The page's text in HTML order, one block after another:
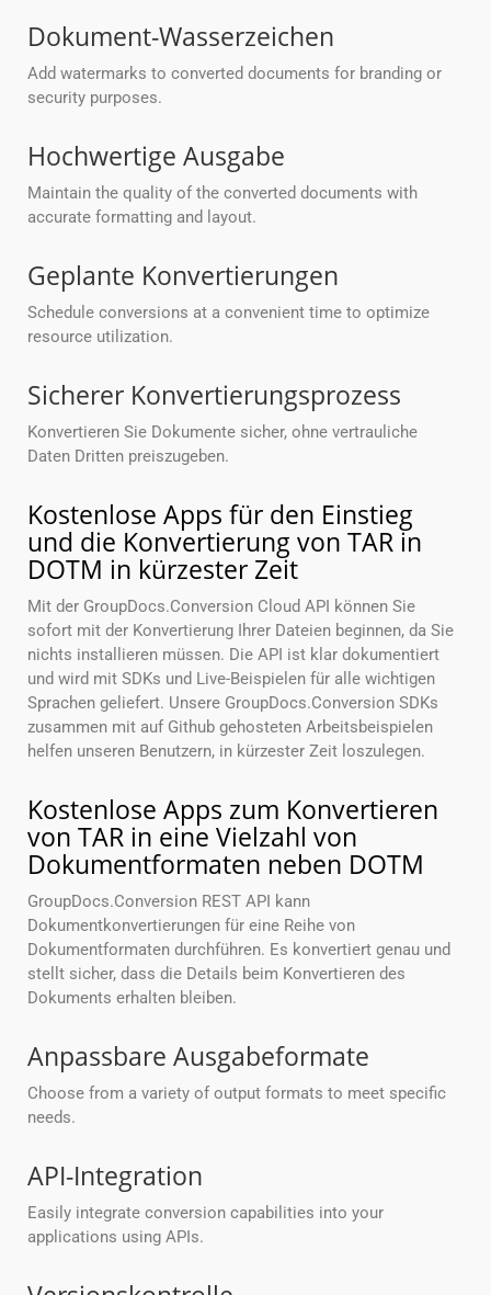
Dokument-Wasserzeichen
Add watermarks to converted documents for branding or
security purposes.
Hochwertige Ausgabe
Maintain the quality of the converted documents with
accurate formatting and layout.
Geplante Konvertierungen
Schedule conversions at a convenient time to optimize
resource utilization.
Sicherer Konvertierungsprozess
Konvertieren Sie Dokumente sicher, ohne vertrauliche
Daten Dritten preiszugeben.
Kostenlose Apps für den Einstieg
und die Konvertierung von TAR in
DOTM in kürzester Zeit
Mit der GroupDocs.Conversion Cloud API können Sie
sofort mit der Konvertierung Ihrer Dateien beginnen, da Sie
nichts installieren müssen. Die API ist klar dokumentiert
und wird mit SDKs und Live-Beispielen für alle wichtigen
Sprachen geliefert. Unsere GroupDocs.Conversion SDKs
zusammen mit auf Github gehosteten Arbeitsbeispielen
helfen unseren Benutzern, in kürzester Zeit loszulegen.
Kostenlose Apps zum Konvertieren
von TAR in eine Vielzahl von
Dokumentformaten neben DOTM
GroupDocs.Conversion REST API kann
Dokumentkonvertierungen für eine Reihe von
Dokumentformaten durchführen. Es konvertiert genau und
stellt sicher, dass die Details beim Konvertieren des
Dokuments erhalten bleiben.
Anpassbare Ausgabeformate
Choose from a variety of output formats to meet specific
needs.
API-Integration
Easily integrate conversion capabilities into your
applications using APIs.